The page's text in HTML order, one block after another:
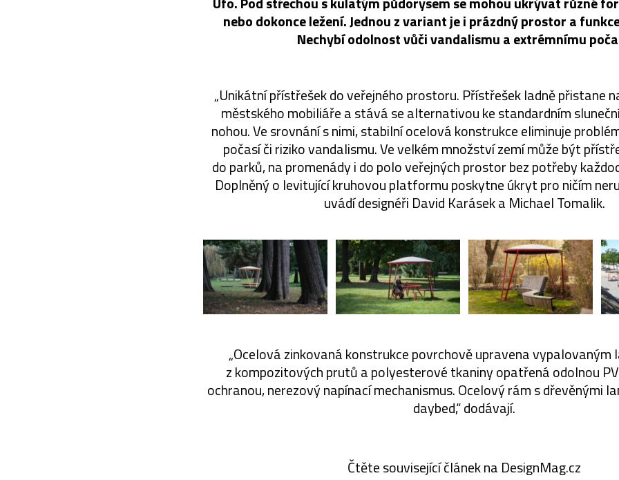
nebo dokonce ležení. Jednou z variant je i prázdný prostor a
Nechybí odolnost vůči vandalismu a extrémnímu
„Unikátní přístřešek do veřejného prostoru. Přístřešek ladně přistane
městského mobiliáře a stává se alternativou ke standardním
nohou. Ve srovnání s nimi, stabilní ocelová konstrukce eliminuje
počasí či riziko vandalismu. Ve velkém množství zemí může být
do parků, na promenády i do polo veřejných prostor bez potřeby
Doplněný o levitující kruhovou platformu poskytne úkryt pro ničím
uvádí designéři David Karásek a Michael Tomalik.
„Ocelová zinkovaná konstrukce povrchově upravena vypalovaným
z kompozitových prutů a polyesterové tkaniny opatřená odolnou
ochranou, nerezový napínací mechanismus. Ocelový rám s dřevěnými
daybed,“ dodávají.
Čtěte související článek na DesignMag.cz